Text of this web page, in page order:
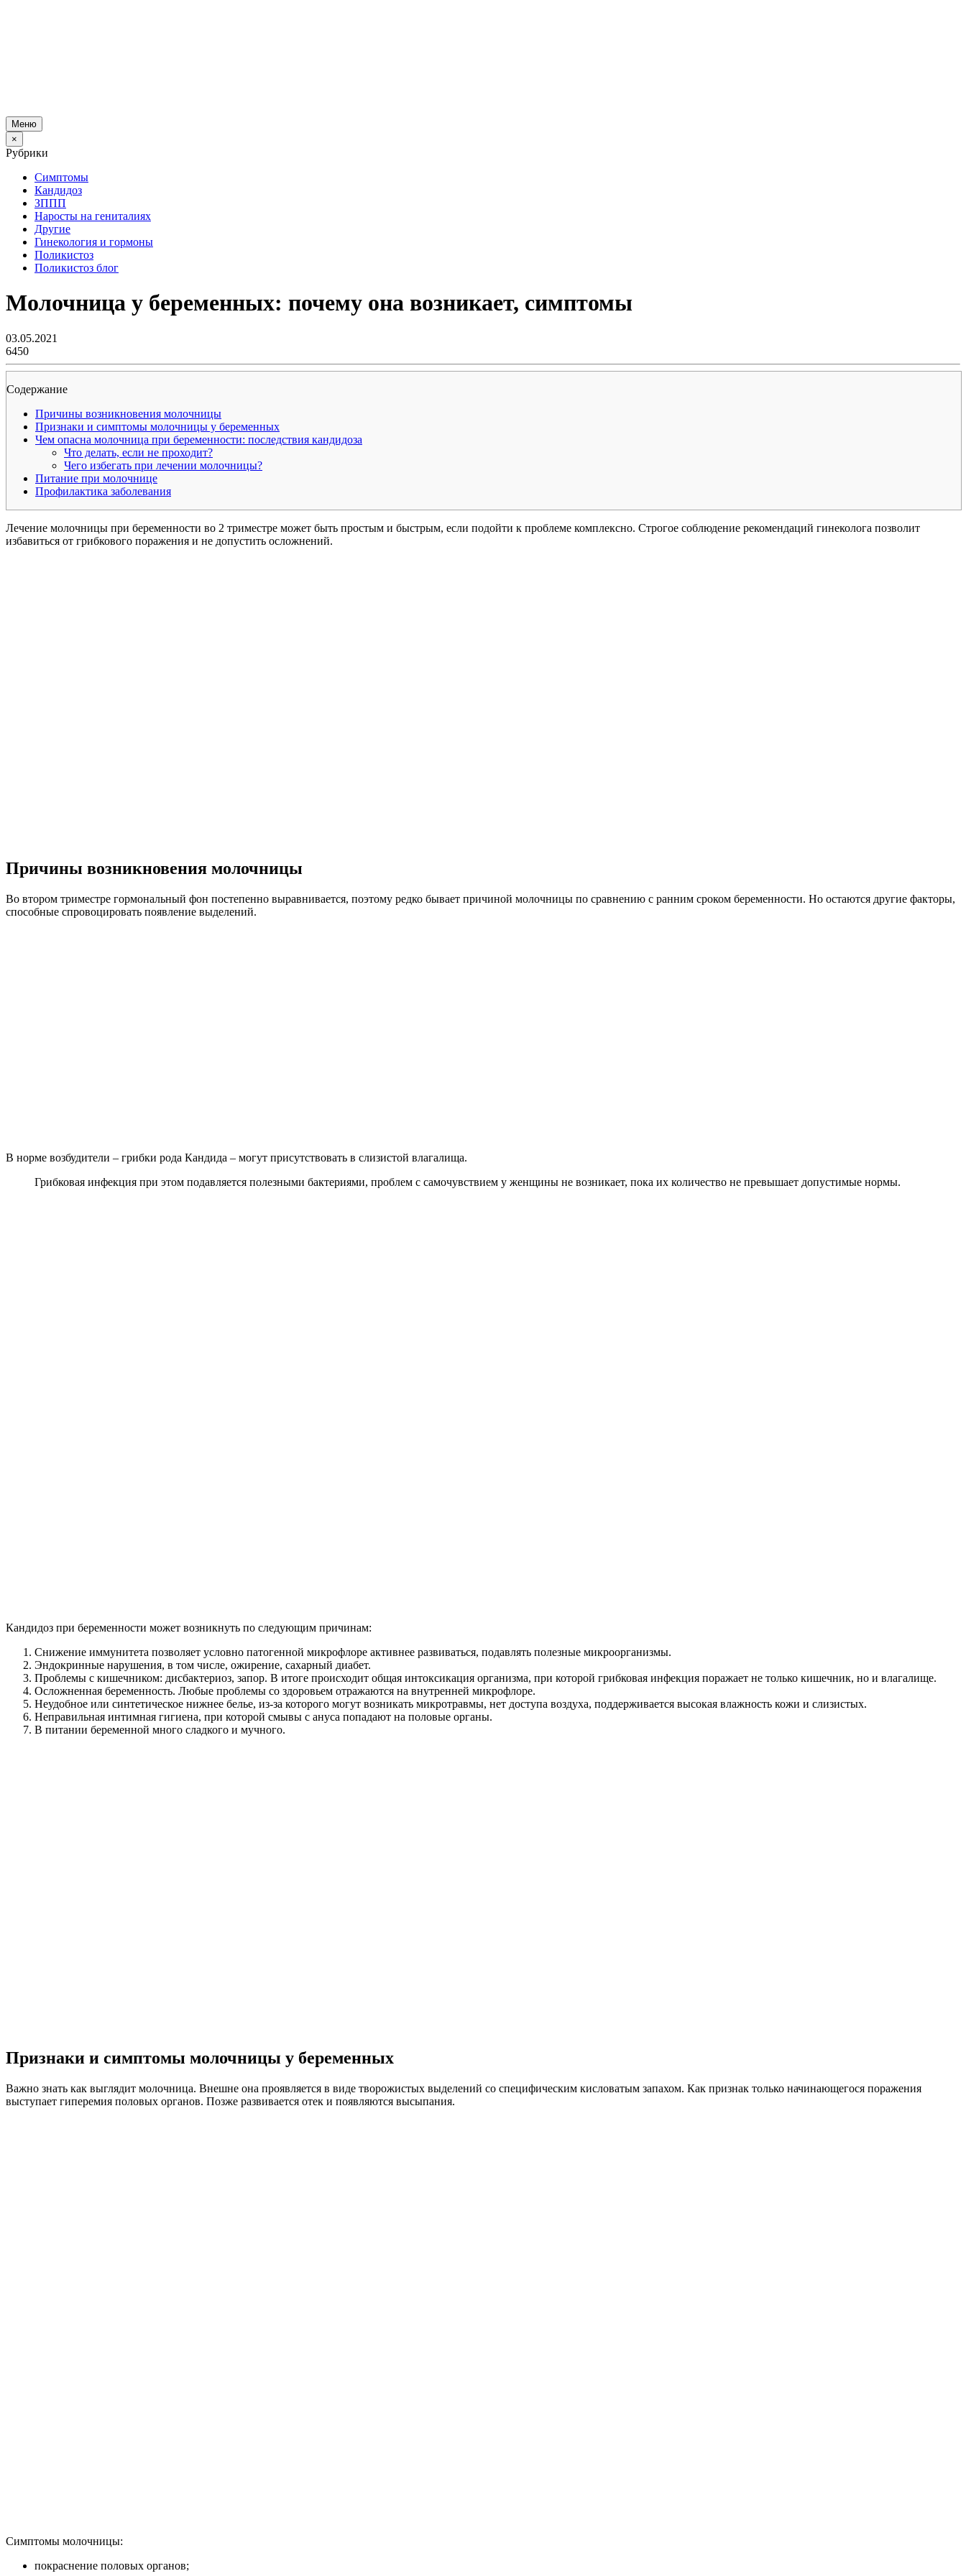
Меню
×
Рубрики
Симптомы
Кандидоз
ЗППП
Наросты на гениталиях
Другие
Гинекология и гормоны
Поликистоз
Поликистоз блог
Молочница у беременных: почему она возникает, симптомы
03.05.2021
6450
Содержание
Причины возникновения молочницы
Признаки и симптомы молочницы у беременных
Чем опасна молочница при беременности: последствия кандидоза
Что делать, если не проходит?
Чего избегать при лечении молочницы?
Питание при молочнице
Профилактика заболевания
Лечение молочницы при беременности во 2 триместре может быть простым и быстрым, если подойти к проблеме комплексно. Строгое соблюдение рекомендаций гинеколога позволит
избавиться от грибкового поражения и не допустить осложнений.
Причины возникновения молочницы
Во втором триместре гормональный фон постепенно выравнивается, поэтому редко бывает причиной молочницы по сравнению с ранним сроком беременности. Но остаются другие факторы,
способные спровоцировать появление выделений.
В норме возбудители – грибки рода Кандида – могут присутствовать в слизистой влагалища.
Грибковая инфекция при этом подавляется полезными бактериями, проблем с самочувствием у женщины не возникает, пока их количество не превышает допустимые нормы.
Кандидоз при беременности может возникнуть по следующим причинам:
Снижение иммунитета позволяет условно патогенной микрофлоре активнее развиваться, подавлять полезные микроорганизмы.
Эндокринные нарушения, в том числе, ожирение, сахарный диабет.
Проблемы с кишечником: дисбактериоз, запор. В итоге происходит общая интоксикация организма, при которой грибковая инфекция поражает не только кишечник, но и влагалище.
Осложненная беременность. Любые проблемы со здоровьем отражаются на внутренней микрофлоре.
Неудобное или синтетическое нижнее белье, из-за которого могут возникать микротравмы, нет доступа воздуха, поддерживается высокая влажность кожи и слизистых.
Неправильная интимная гигиена, при которой смывы с ануса попадают на половые органы.
В питании беременной много сладкого и мучного.
Признаки и симптомы молочницы у беременных
Важно знать как выглядит молочница. Внешне она проявляется в виде творожистых выделений со специфическим кисловатым запахом. Как признак только начинающегося поражения
выступает гиперемия половых органов. Позже развивается отек и появляются высыпания.
Симптомы молочницы:
покраснение половых органов;